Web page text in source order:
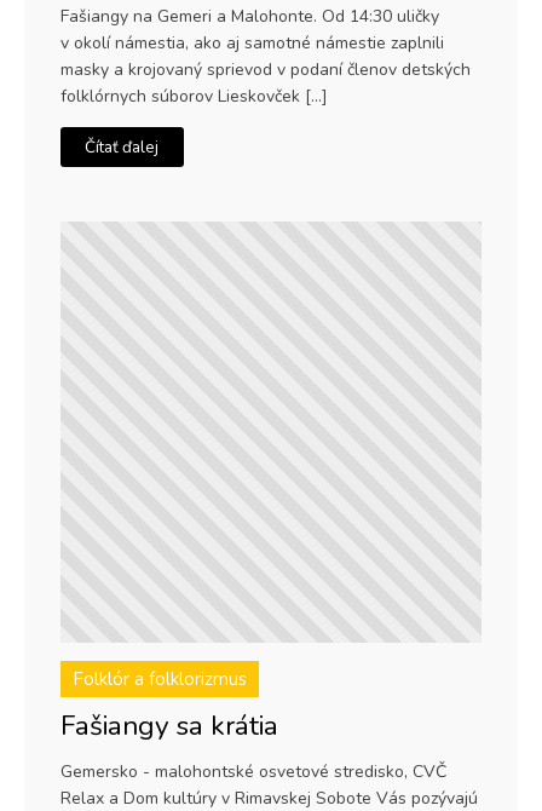
Fašiangy na Gemeri a Malohonte. Od 14:30 uličky
v okolí námestia, ako aj samotné námestie zaplnili
masky a krojovaný sprievod v podaní členov detských
folklórnych súborov Lieskovček […]
Čítať ďalej
Folklór a folklorizmus
Fašiangy sa krátia
Gemersko - malohontské osvetové stredisko, CVČ
Relax a Dom kultúry v Rimavskej Sobote Vás pozývajú